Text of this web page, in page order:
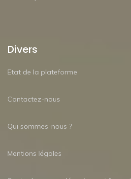
Divers
Etat de la plateforme
Contactez-nous
Qui sommes-nous ?
Mentions légales